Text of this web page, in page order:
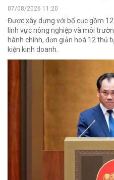
07/08/2026 11:20
Được xây dựng với bố cục gồm
lĩnh vực nông nghiệp và môi
hành chính, đơn giản hoá 12 thủ
kiện kinh doanh.